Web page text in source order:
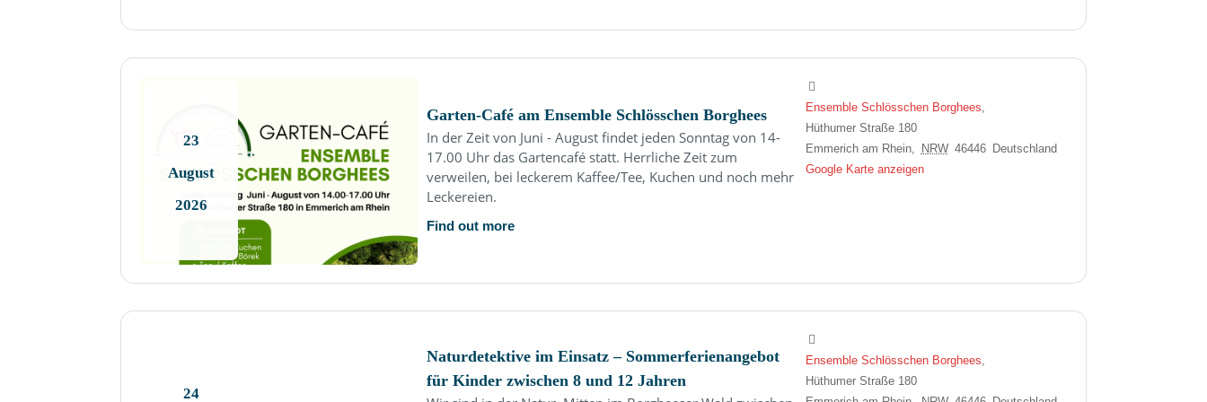
23
August
2026
Garten-Café am Ensemble Schlösschen Borghees
In der Zeit von Juni - August findet jeden Sonntag von 14-
17.00 Uhr das Gartencafé statt. Herrliche Zeit zum
verweilen, bei leckerem Kaffee/Tee, Kuchen und noch mehr
Leckereien.
Find out more
Ensemble Schlösschen Borghees
Hüthumer Straße 180
Emmerich am Rhein, NRW 46446 Deutschland
Google Karte anzeigen
24
Naturdetektive im Einsatz – Sommerferienangebot
für Kinder zwischen 8 und 12 Jahren
Ensemble Schlösschen Borghees
Hüthumer Straße 180